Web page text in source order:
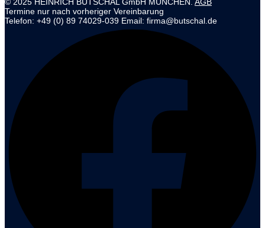
© 2025 HEINRICH BUTSCHAL GmbH MÜNCHEN. AGB
Termine nur nach vorheriger Vereinbarung
Telefon: +49 (0) 89 74029-039 Email: firma@butschal.de